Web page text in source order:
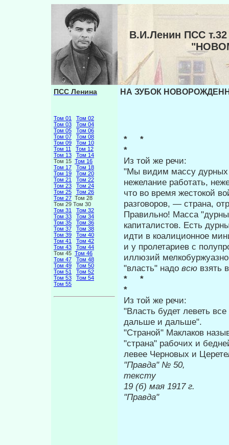
В.И.Ленин ПСС
ПСС Ленина
Том 01
Том 02
Том 03
Том 04
Том 05
Том 06
Том 07
Том 08
Том 09
Том 10
Том 11
Том 12
Том 13
Том 14
Том 15 Том 16
Том 17
Том 18
Том 19
Том 20
Том 21
Том 22
Том 23
Том 24
Том 25
Том 26
Том 27 Том 28
Том 29 Том 30
Том 31
Том 32
Том 33
Том 34
Том 35
Том 36
Том 37
Том 38
Том 39
Том 40
Том 41
Том 42
Том 43
Том 44
Том 45 Том 46
Том 47
Том 48
Том 49
Том 50
Том 51
Том 52
Том 53
Том 54
Том 55
НА ЗУБОК
* *
*
Из той же речи:
"Мы видим массу
нежелание работать,
что во время жестокой
разговоров, — страна,
Правильно! Масса
капиталистов. Есть
идти в коалиционное
и у пролетариев с
иллюзий
"власть" надо всю взять
* *
*
Из той же речи:
"Власть будет леветь
дальше и дальше".
"Страной" Маклаков
"страна" рабочих и
левее Черновых и
"Правда"
тексту
19 (б)
"Правда"